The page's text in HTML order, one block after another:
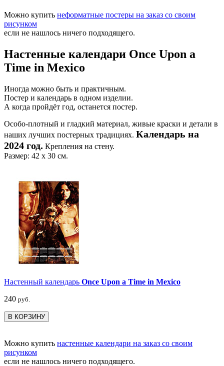
Можно купить неформатные постеры на заказ со своим
рисунком
если не нашлось ничего подходящего.
Настенные календари Once Upon a
Time in Mexico
Иногда можно быть и практичным.
Постер и календарь в одном изделии.
А когда пройдёт год, останется постер.
Особо-плотный и гладкий материал, живые краски и детали в
наших лучших постерных традициях. Календарь на
2024 год. Крепления на стену.
Размер: 42 х 30 см.
Настенный календарь Once Upon a Time in Mexico
240 руб.
В КОРЗИНУ
Можно купить настенные календари на заказ со своим
рисунком
если не нашлось ничего подходящего.